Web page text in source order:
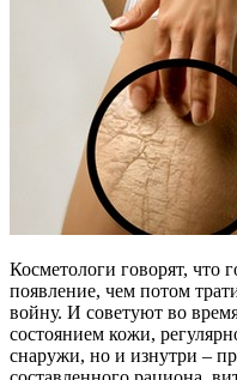
Косметологи говорят, что
появление, чем потом
войну. И советуют во
состоянием кожи,
снаружи, но и изнутри –